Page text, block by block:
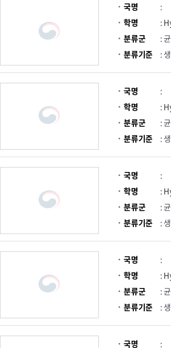
국명
:
학명
:
분류군
:
분류기준
:
국명
:
학명
:
분류군
:
분류기준
:
국명
:
학명
:
분류군
:
분류기준
:
국명
:
학명
:
분류군
:
분류기준
:
국명 :